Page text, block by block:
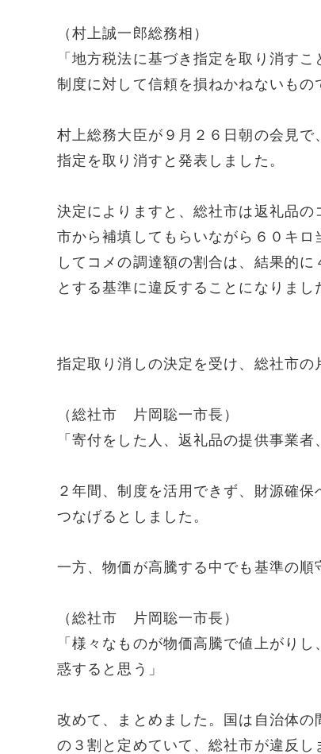
（村上誠一郎総務相）
「地方税法に基づき指定を取り消す
制度に対して信頼を損ねかねないもの
村上総務大臣が９月２６日朝の会見
指定を取り消すと発表しました。
決定によりますと、総社市は返礼品
市から補填してもらいながら６０キ
してコメの調達額の割合は、結果的
とする基準に違反することになりまし
指定取り消しの決定を受け、総社市の
（総社市 片岡聡一市長）
「寄付をした人、返礼品の提供事業
２年間、制度を活用できず、財源確
つなげるとしました。
一方、物価が高騰する中でも基準の順
（総社市 片岡聡一市長）
「様々なものが物価高騰で値上がり
惑すると思う」
改めて、まとめました。国は自治体
の３割と定めていて、総社市が違反